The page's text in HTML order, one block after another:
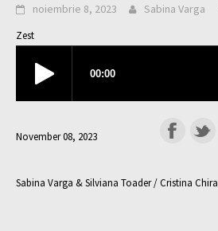
noiembrie 8, 2023 Sabina Varga
Zest
November 08, 2023
Sabina Varga & Silviana Toader / Cristina Chira